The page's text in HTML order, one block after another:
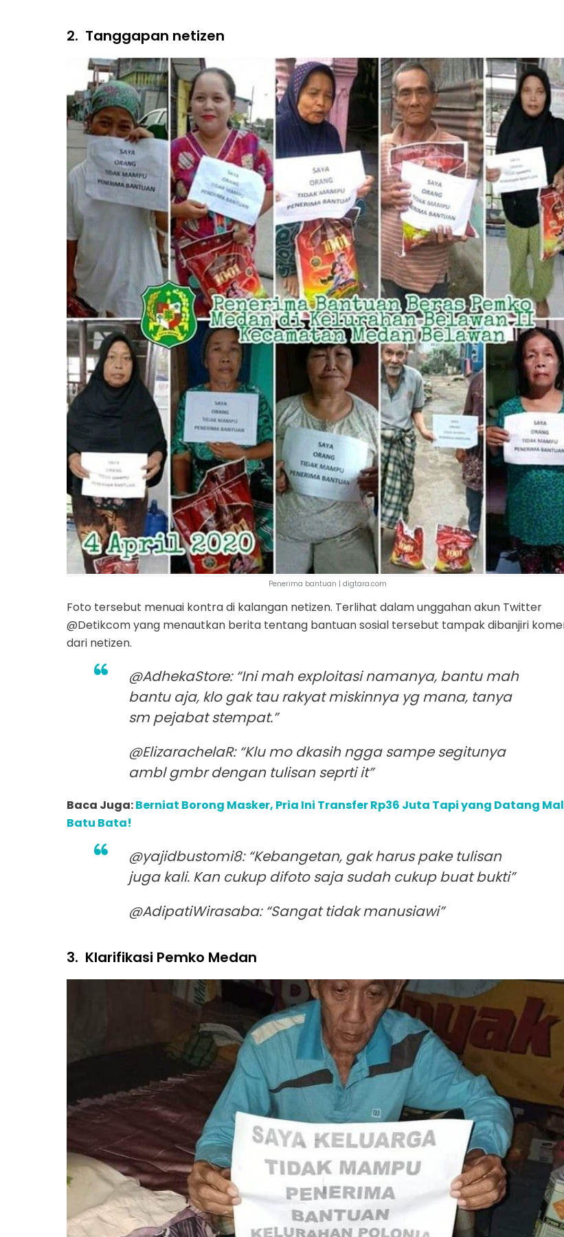
2. Tanggapan netizen
Penerima bantuan | digtara.com
Foto tersebut menuai kontra di kalangan netizen. Terlihat dalam unggahan akun Twitter
@Detikcom yang menautkan berita tentang bantuan sosial tersebut tampak dibanjiri
dari netizen.
@AdhekaStore: “Ini mah exploitasi namanya, bantu mah
bantu aja, klo gak tau rakyat miskinnya yg mana, tanya
sm pejabat stempat.”
@ElizarachelaR: “Klu mo dkasih ngga sampe segitunya
ambl gmbr dengan tulisan seprti it”
Baca Juga:Berniat Borong Masker, Pria Ini Transfer Rp36 Juta Tapi yang Datang
Batu Bata!
@yajidbustomi8: “Kebangetan, gak harus pake tulisan
juga kali. Kan cukup difoto saja sudah cukup buat bukti”
@AdipatiWirasaba: “Sangat tidak manusiawi”
3. Klarifikasi Pemko Medan